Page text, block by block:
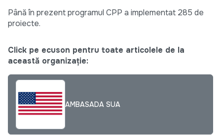
Până în prezent programul CPP a implementat 285 de
proiecte.
Click pe ecuson pentru toate articolele de la
această organizație:
AMBASADA SUA